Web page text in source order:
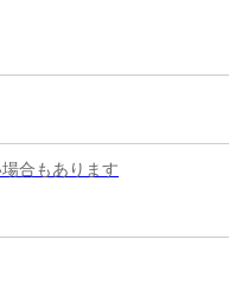
合もあります